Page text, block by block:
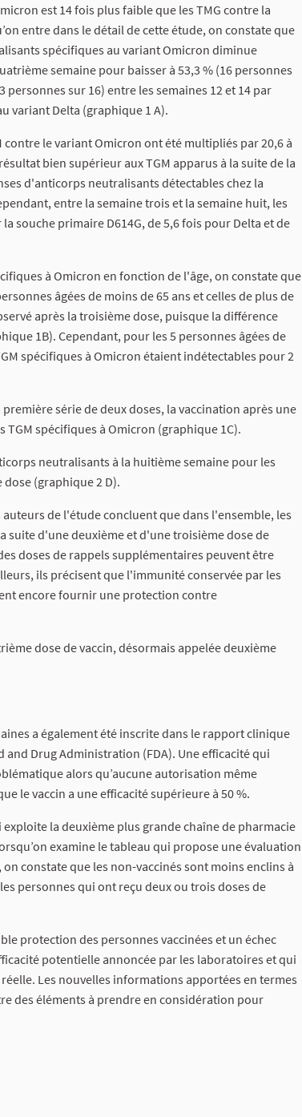
est 14 fois plus faible que les TMG contre la
entre dans le détail de cette étude, on constate que
spécifiques au variant Omicron diminue
semaine pour baisser à 53,3 % (16 personnes
sur 16) entre les semaines 12 et 14 par
variant Delta (graphique 1 A).
contre le variant Omicron ont été multipliés par 20,6 à
bien supérieur aux TGM apparus à la suite de la
d'anticorps neutralisants détectables chez la
entre la semaine trois et la semaine huit, les
souche primaire D614G, de 5,6 fois pour Delta et de
à Omicron en fonction de l'âge, on constate que
âgées de moins de 65 ans et celles de plus de
après la troisième dose, puisque la différence
1B). Cependant, pour les 5 personnes âgées de
spécifiques à Omicron étaient indétectables pour 2
série de deux doses, la vaccination après une
spécifiques à Omicron (graphique 1C).
neutralisants à la huitième semaine pour les
dose (graphique 2 D).
de l'étude concluent que dans l'ensemble, les
suite d'une deuxième et d'une troisième dose de
doses de rappels supplémentaires peuvent être
ils précisent que l'immunité conservée par les
encore fournir une protection contre
dose de vaccin, désormais appelée deuxième
a également été inscrite dans le rapport clinique
Drug Administration (FDA). Une efficacité qui
alors qu’aucune autorisation même
le vaccin a une efficacité supérieure à 50 %.
la deuxième plus grande chaîne de pharmacie
examine le tableau qui propose une évaluation
constate que les non-vaccinés sont moins enclins à
personnes qui ont reçu deux ou trois doses de
protection des personnes vaccinées et un échec
potentielle annoncée par les laboratoires et qui
Les nouvelles informations apportées en termes
des éléments à prendre en considération pour